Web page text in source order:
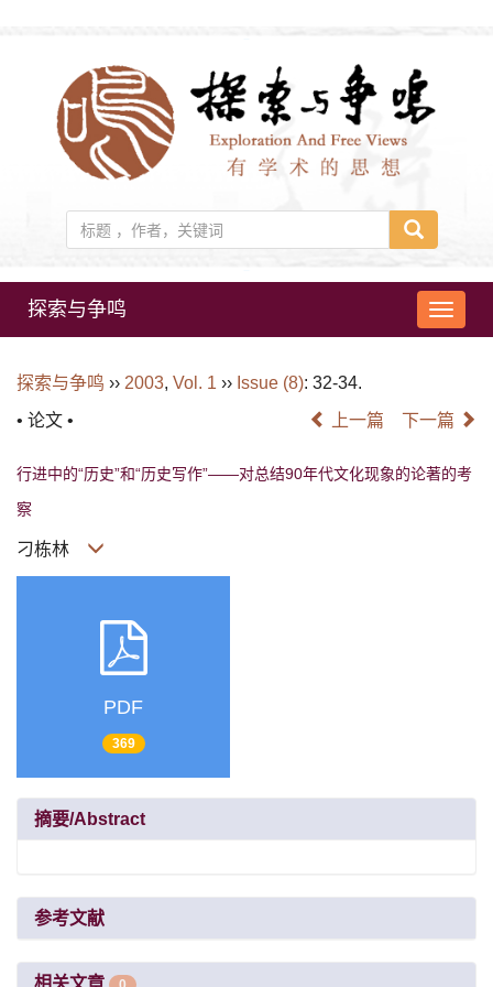
导
航
探索与争鸣
探索与争鸣 ›› 2003, Vol. 1 ›› Issue (8): 32-34.
• 论文 •
上一篇 下一篇
行进中的“历史”和“历史写作”——对总结90年代文化现象的论著的考
察
刁栋林
PDF
369
摘要/Abstract
参考文献